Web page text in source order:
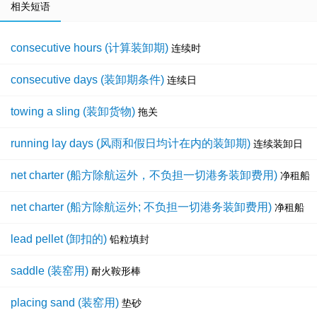
相关短语
consecutive hours (计算装卸期) 连续时
consecutive days (装卸期条件) 连续日
towing a sling (装卸货物) 拖关
running lay days (风雨和假日均计在内的装卸期) 连续装卸日
net charter (船方除航运外，不负担一切港务装卸费用) 净租船
net charter (船方除航运外; 不负担一切港务装卸费用) 净租船
lead pellet (卸扣的) 铅粒填封
saddle (装窑用) 耐火鞍形棒
placing sand (装窑用) 垫砂